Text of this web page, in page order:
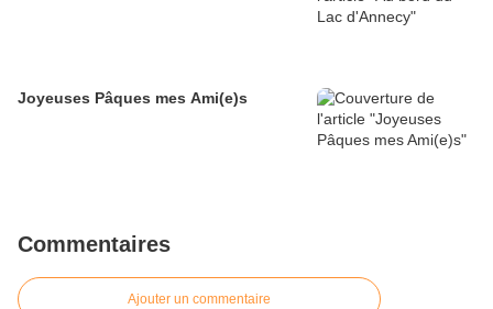
Joyeuses Pâques mes Ami(e)s
Commentaires
Ajouter un commentaire